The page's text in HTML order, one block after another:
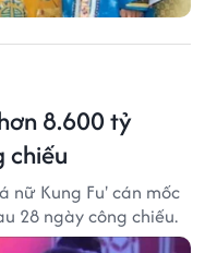
8.600 tỷ
chiếu
nữ Kung Fu' cán mốc
28 ngày công chiếu.